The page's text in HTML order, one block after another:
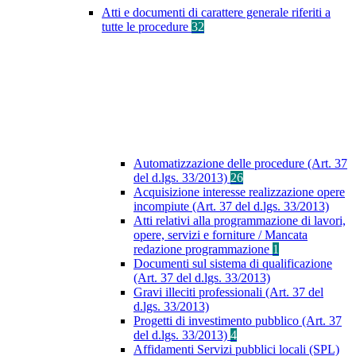
Atti e documenti di carattere generale riferiti a
tutte le procedure 32
Automatizzazione delle procedure (Art. 37
del d.lgs. 33/2013) 26
Acquisizione interesse realizzazione opere
incompiute (Art. 37 del d.lgs. 33/2013)
Atti relativi alla programmazione di lavori,
opere, servizi e forniture / Mancata
redazione programmazione 1
Documenti sul sistema di qualificazione
(Art. 37 del d.lgs. 33/2013)
Gravi illeciti professionali (Art. 37 del
d.lgs. 33/2013)
Progetti di investimento pubblico (Art. 37
del d.lgs. 33/2013) 4
Affidamenti Servizi pubblici locali (SPL)